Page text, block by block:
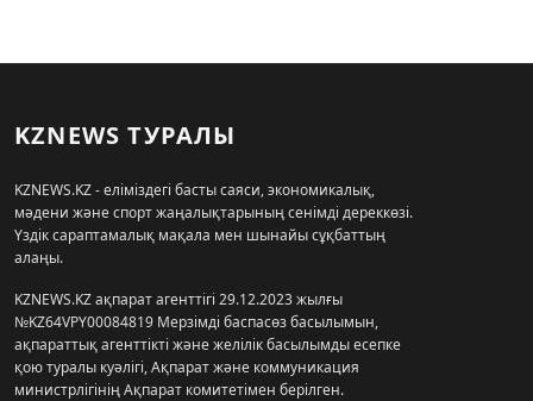
KZNEWS ТУРАЛЫ
KZNEWS.KZ - еліміздегі басты саяси, экономикалық,
мәдени және спорт жаңалықтарының сенімді дереккөзі.
Үздік сараптамалық мақала мен шынайы сұқбаттың
алаңы.
KZNEWS.KZ ақпарат агенттігі 29.12.2023 жылғы
№KZ64VPY00084819 Мерзімді баспасөз басылымын,
ақпараттық агенттікті және желілік басылымды есепке
қою туралы куәлігі, Ақпарат және коммуникация
министрлігінің Ақпарат комитетімен берілген.